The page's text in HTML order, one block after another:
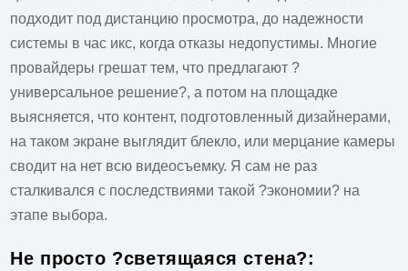
подходит под дистанцию просмотра, до надежности
системы в час икс, когда отказы недопустимы. Многие
провайдеры грешат тем, что предлагают ?
универсальное решение?, а потом на площадке
выясняется, что контент, подготовленный дизайнерами,
на таком экране выглядит блекло, или мерцание камеры
сводит на нет всю видеосъемку. Я сам не раз
сталкивался с последствиями такой ?экономии? на
этапе выбора.
Не просто ?светящаяся стена?: